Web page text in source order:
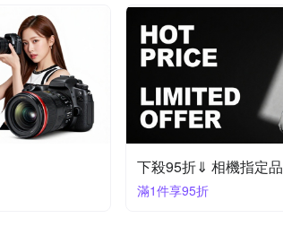
下殺95折⇓ 相機指定品
滿1件享95折